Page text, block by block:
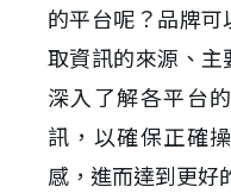
的平台呢？品牌
取資訊的來源、主
深入了解各平台
訊，以確保正確
感，進而達到更好